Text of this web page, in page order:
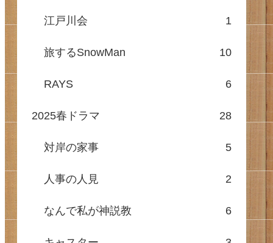
江戸川会 1
旅するSnowMan 10
RAYS 6
2025春ドラマ 28
対岸の家事 5
人事の人見 2
なんで私が神説教 6